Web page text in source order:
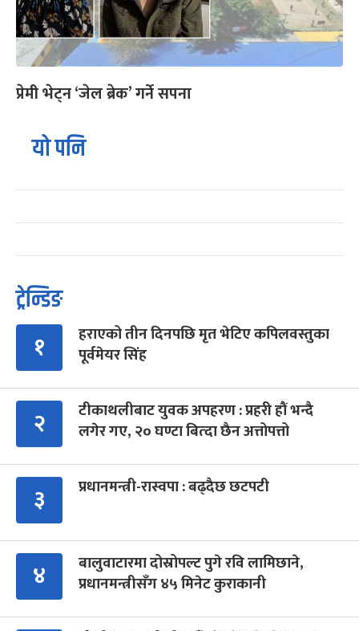
प्रेमी भेट्न ‘जेल ब्रेक’ गर्ने सपना
यो पनि
ट्रेन्डिङ
१
हराएको तीन दिनपछि मृत भेटिए कपिलवस्तुका
पूर्वमेयर सिंह
२
टीकाथलीबाट युवक अपहरण : प्रहरी हौं भन्दै
लगेर गए, २० घण्टा बित्दा छैन अत्तोपत्तो
३ प्रधानमन्त्री-रास्वपा : बढ्दैछ छटपटी
४
बालुवाटारमा दोस्रोपल्ट पुगे रवि लामिछाने,
प्रधानमन्त्रीसँग ४५ मिनेट कुराकानी